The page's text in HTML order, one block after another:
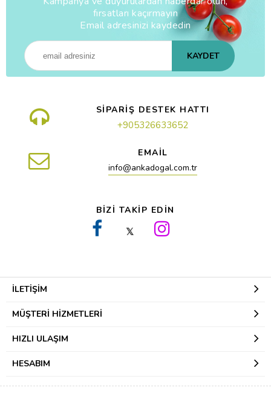
fırsatları kaçırmayın
Email adresinizi kaydedin
KAYDET
SİPARİŞ DESTEK HATTI
+905326633652
EMAİL
info@ankadogal.com.tr
BİZİ TAKİP EDİN
𝕏
İLETIŞIM
MÜŞTERI HIZMETLERI
HIZLI ULAŞIM
HESABIM